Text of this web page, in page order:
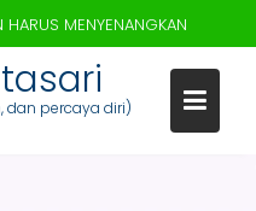
HARUS MENYENANGKAN
dan percaya diri)